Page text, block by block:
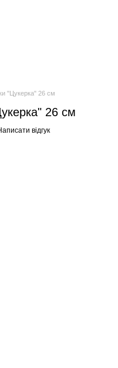
"Цукерка" 26 см
26 см
відгук